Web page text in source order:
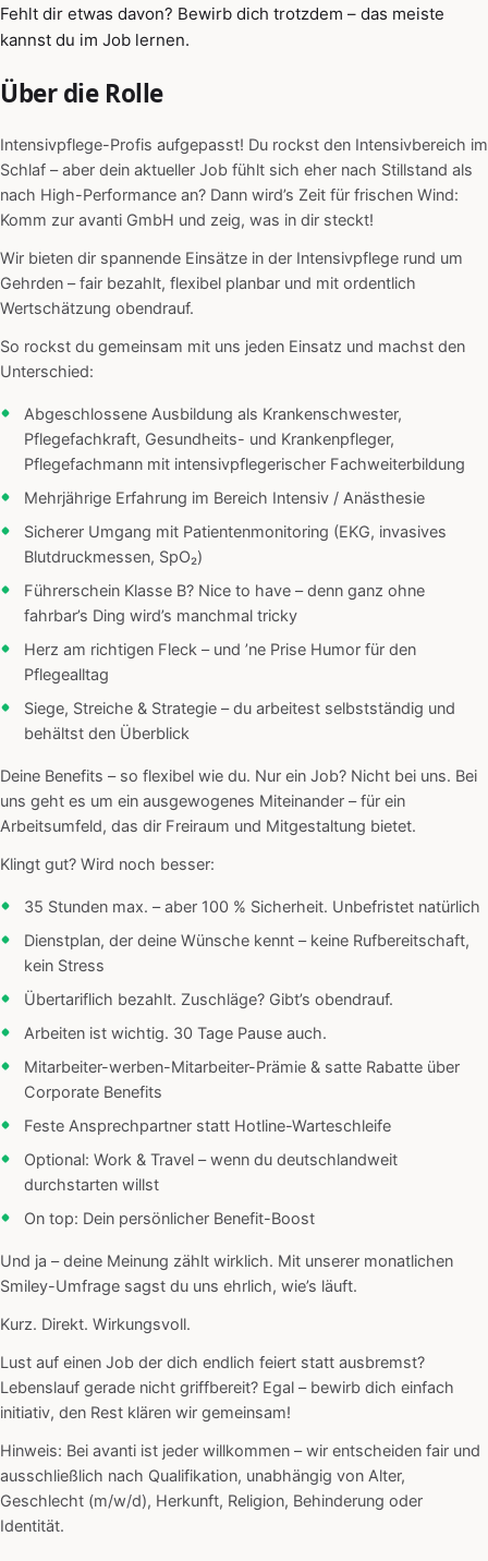
Fehlt dir etwas davon? Bewirb dich trotzdem – das meiste
kannst du im Job lernen.
Über die Rolle
Intensivpflege-Profis aufgepasst! Du rockst den Intensivbereich im
Schlaf – aber dein aktueller Job fühlt sich eher nach Stillstand als
nach High-Performance an? Dann wird’s Zeit für frischen Wind:
Komm zur avanti GmbH und zeig, was in dir steckt!
Wir bieten dir spannende Einsätze in der Intensivpflege rund um
Gehrden – fair bezahlt, flexibel planbar und mit ordentlich
Wertschätzung obendrauf.
So rockst du gemeinsam mit uns jeden Einsatz und machst den
Unterschied:
Abgeschlossene Ausbildung als Krankenschwester,
Pflegefachkraft, Gesundheits- und Krankenpfleger,
Pflegefachmann mit intensivpflegerischer Fachweiterbildung
Mehrjährige Erfahrung im Bereich Intensiv / Anästhesie
Sicherer Umgang mit Patientenmonitoring (EKG, invasives
Blutdruckmessen, SpO₂)
Führerschein Klasse B? Nice to have – denn ganz ohne
fahrbar’s Ding wird’s manchmal tricky
Herz am richtigen Fleck – und ’ne Prise Humor für den
Pflegealltag
Siege, Streiche & Strategie – du arbeitest selbstständig und
behältst den Überblick
Deine Benefits – so flexibel wie du. Nur ein Job? Nicht bei uns. Bei
uns geht es um ein ausgewogenes Miteinander – für ein
Arbeitsumfeld, das dir Freiraum und Mitgestaltung bietet.
Klingt gut? Wird noch besser:
35 Stunden max. – aber 100 % Sicherheit. Unbefristet natürlich
Dienstplan, der deine Wünsche kennt – keine Rufbereitschaft,
kein Stress
Übertariflich bezahlt. Zuschläge? Gibt’s obendrauf.
Arbeiten ist wichtig. 30 Tage Pause auch.
Mitarbeiter-werben-Mitarbeiter-Prämie & satte Rabatte über
Corporate Benefits
Feste Ansprechpartner statt Hotline-Warteschleife
Optional: Work & Travel – wenn du deutschlandweit
durchstarten willst
On top: Dein persönlicher Benefit-Boost
Und ja – deine Meinung zählt wirklich. Mit unserer monatlichen
Smiley-Umfrage sagst du uns ehrlich, wie’s läuft.
Kurz. Direkt. Wirkungsvoll.
Lust auf einen Job der dich endlich feiert statt ausbremst?
Lebenslauf gerade nicht griffbereit? Egal – bewirb dich einfach
initiativ, den Rest klären wir gemeinsam!
Hinweis: Bei avanti ist jeder willkommen – wir entscheiden fair und
ausschließlich nach Qualifikation, unabhängig von Alter,
Geschlecht (m/w/d), Herkunft, Religion, Behinderung oder
Identität.